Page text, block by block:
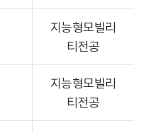
지능형모빌리
티전공
지능형모빌리
티전공